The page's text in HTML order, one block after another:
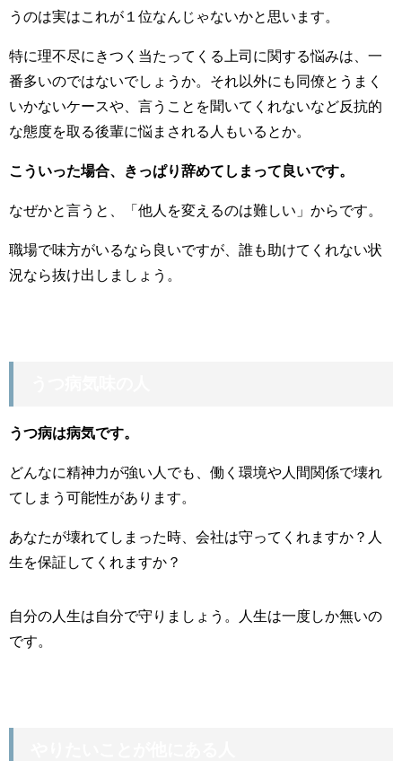
うのは実はこれが１位なんじゃないかと思います。
特に理不尽にきつく当たってくる上司に関する悩みは、一
番多いのではないでしょうか。それ以外にも同僚とうまく
いかないケースや、言うことを聞いてくれないなど反抗的
な態度を取る後輩に悩まされる人もいるとか。
こういった場合、きっぱり辞めてしまって良いです。
なぜかと言うと、「他人を変えるのは難しい」からです。
職場で味方がいるなら良いですが、誰も助けてくれない状
況なら抜け出しましょう。
うつ病は病気です。
どんなに精神力が強い人でも、働く環境や人間関係で壊れ
てしまう可能性があります。
あなたが壊れてしまった時、会社は守ってくれますか？人
生を保証してくれますか？
自分の人生は自分で守りましょう。人生は一度しか無いの
です。